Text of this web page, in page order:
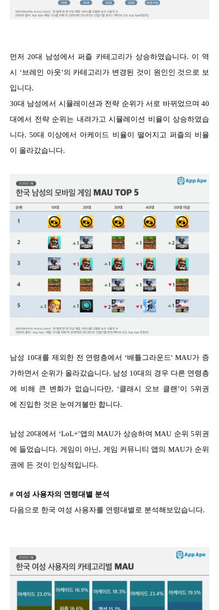
먼저 20대 남성에서 퍼즐 카테고리가 상승하였습니다. 이 역
시 ‘브레인 아웃’의 카테고리가 변경된 것이 원인인 것으로 보
입니다.
30대 남성에서 시뮬레이션과 전략 순위가 서로 바뀌었으며 40
대에서 전략 순위는 내려가고 시뮬레이션 비율이 상승하였습
니다. 50대 이상에서 아케이드 비율이 떨어지고 퍼즐의 비율
이 올라갔습니다.
남성 10대를 제외한 전 연령층에서 ‘배틀그라운드' MAU가 증
가하면서 순위가 올라갔습니다. 남성 10대의 경우 다른 연령층
에 비해 큰 변화가 없습니다만, ‘클래시 오브 클랜’이 5위권
에 진입한 것은 눈여겨볼만 합니다.
남성 20대에서 ‘LoL+’앱의 MAU가 상승하여 MAU 순위 5위권
에 들었습니다. 게임이 아닌, 게임 커뮤니티 앱의 MAU가 순위
권에 든 것이 인상적입니다.
# 여성 사용자의 연령대별 분석
다음으로 한국 여성 사용자를 연령대별로 분석해보았습니다.